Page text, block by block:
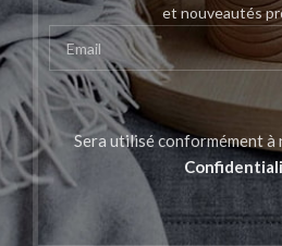
et nouveautés
Sera utilisé conformément à